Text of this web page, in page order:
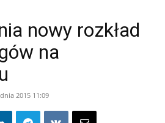
nowy rozkład
na
2015 11:09